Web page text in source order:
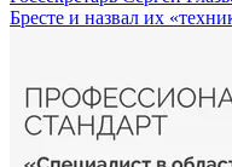
Бресте и назвал их